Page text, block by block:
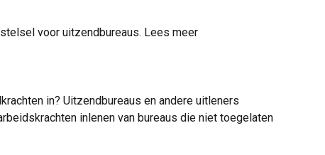
voor uitzendbureaus. Lees meer
in? Uitzendbureaus en andere uitleners
inlenen van bureaus die niet toegelaten